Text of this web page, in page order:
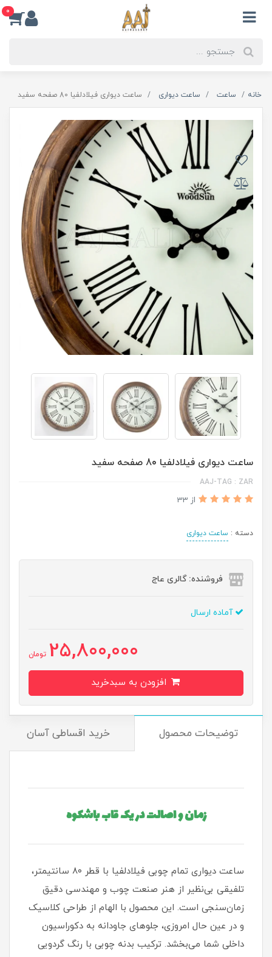
0
خانه ساعت ساعت دیواری ساعت دیواری فیلادلفیا 80 صفحه سفید
ساعت دیواری فیلادلفیا 80 صفحه سفید
AAJ-TAG : ZAR
از 33
دسته : ساعت دیواری
فروشنده: گالری عاج
آماده ارسال
25,800,000 تومان
توضیحات محصول خرید اقساطی آسان
زمان و اصالت در یک قاب باشکوه
ساعت دیواری تمام چوبی فیلادلفیا با قطر ۸۰ سانتیمتر،
تلفیقی بی‌نظیر از هنر صنعت چوب و مهندسی دقیق
زمان‌سنجی است. این محصول با الهام از طراحی کلاسیک
و در عین حال امروزی، جلوهای جاودانه به دکوراسیون
داخلی شما می‌بخشد. ترکیب بدنه چوبی با رنگ گردویی